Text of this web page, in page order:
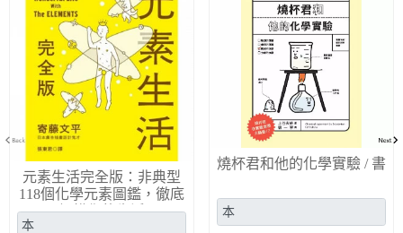
元素生活完全版：非典型
118個化學元素圖鑑，徹底
解構你的生活
燒杯君和他的化學實驗 / 書